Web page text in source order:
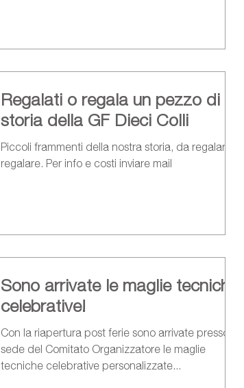
Regalati o regala un pezzo di
storia della GF Dieci Colli
Piccoli frammenti della nostra storia, da regalarsi o
regalare. Per info e costi inviare mail
Sono arrivate le maglie tecniche
celebrative!
Con la riapertura post ferie sono arrivate presso la
sede del Comitato Organizzatore le maglie
tecniche celebrative personalizzate...